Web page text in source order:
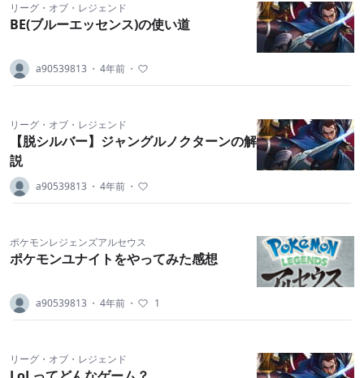
リーグ・オブ・レジェンド
BE(ブルーエッセンス)の使い道
a90539813 ・ 4年前 ・
リーグ・オブ・レジェンド
【脱シルバー】ジャングルノクターンの解
説
a90539813 ・ 4年前 ・
ポケモンレジェンズアルセウス
ポケモンユナイトをやってみた感想
a90539813 ・ 4年前 ・ 1
リーグ・オブ・レジェンド